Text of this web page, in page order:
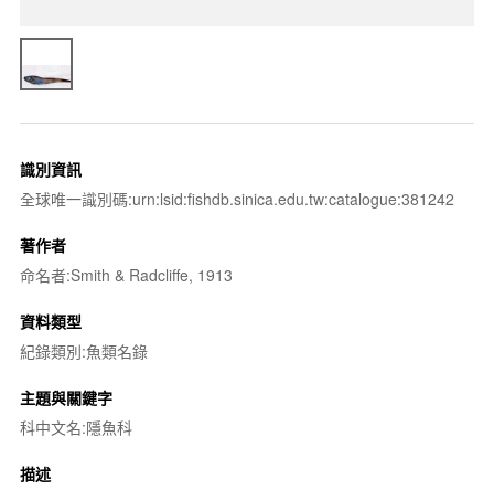
識別資訊
全球唯一識別碼:urn:lsid:fishdb.sinica.edu.tw:catalogue:381242
著作者
命名者:Smith & Radcliffe, 1913
資料類型
紀錄類別:魚類名錄
主題與關鍵字
科中文名:隱魚科
描述